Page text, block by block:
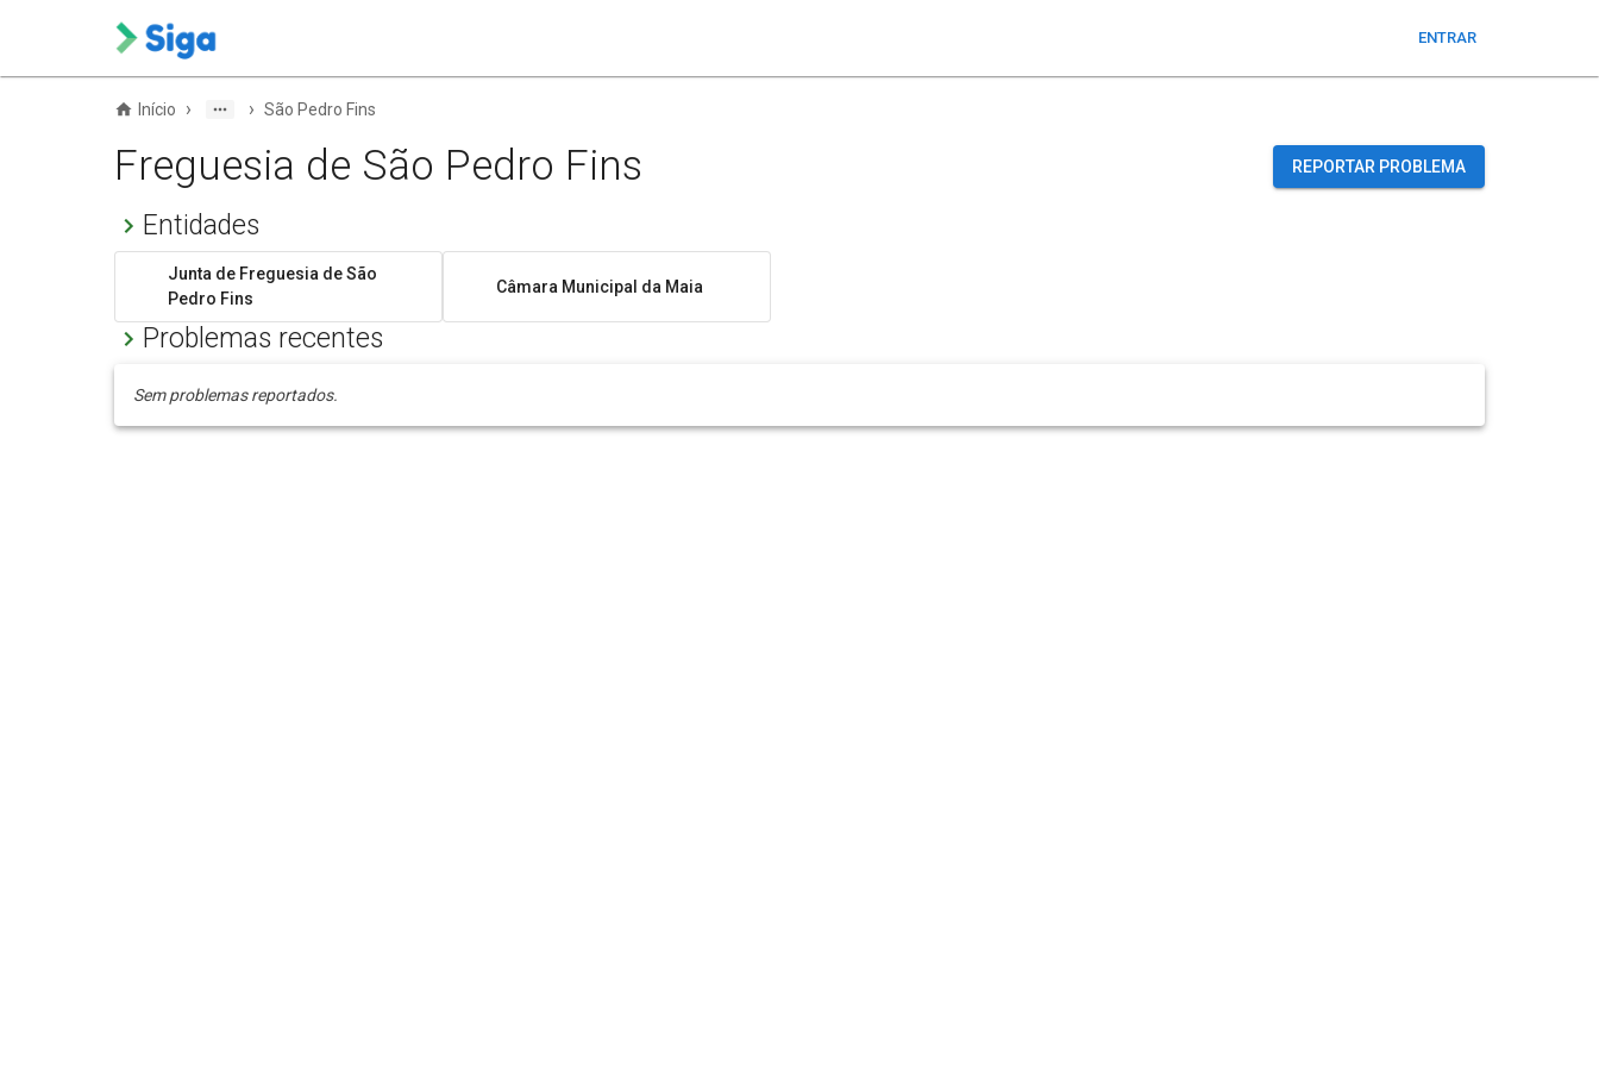
ENTRAR
Início › › São Pedro Fins
Freguesia de São Pedro Fins REPORTAR PROBLEMA
Entidades
Junta de Freguesia de São
Pedro Fins
Câmara Municipal da Maia
Problemas recentes
Sem problemas reportados.